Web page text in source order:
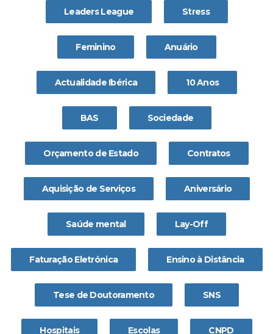
Leaders League Stress
Feminino Anuário
Actualidade Ibérica 10 Anos
BAS Sociedade
Orçamento de Estado Contratos
Aquisição de Serviços Aniversário
Saúde mental Lay-Off
Faturação Eletrónica Ensino à Distância
Tese de Doutoramento SNS
Hospitais Escolas CNPD